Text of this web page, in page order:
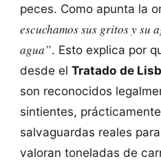
peces. Como apunta la
escuchamos sus gritos y su
agua”. Esto explica por
desde el Tratado de
son reconocidos
sintientes,
salvaguardas reales
valoran toneladas de